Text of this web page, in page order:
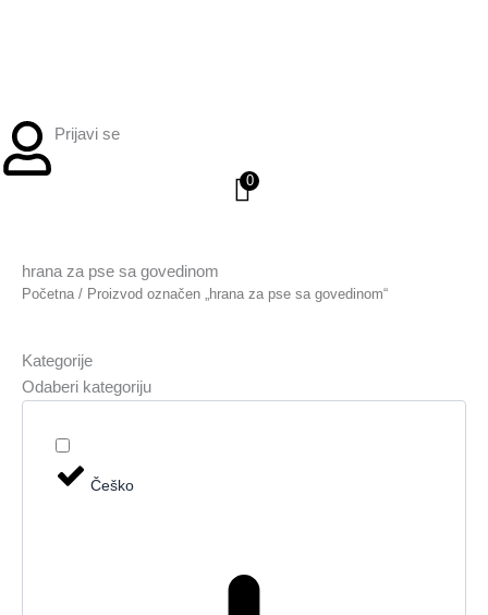
Prijavi se
0
hrana za pse sa govedinom
Početna / Proizvod označen „hrana za pse sa govedinom“
Kategorije
Odaberi kategoriju
Češko